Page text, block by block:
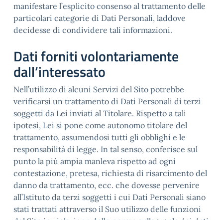
manifestare l’esplicito consenso al trattamento delle
particolari categorie di Dati Personali, laddove
decidesse di condividere tali informazioni.
Dati forniti volontariamente
dall’interessato
Nell’utilizzo di alcuni Servizi del Sito potrebbe
verificarsi un trattamento di Dati Personali di terzi
soggetti da Lei inviati al Titolare. Rispetto a tali
ipotesi, Lei si pone come autonomo titolare del
trattamento, assumendosi tutti gli obblighi e le
responsabilità di legge. In tal senso, conferisce sul
punto la più ampia manleva rispetto ad ogni
contestazione, pretesa, richiesta di risarcimento del
danno da trattamento, ecc. che dovesse pervenire
all’Istituto da terzi soggetti i cui Dati Personali siano
stati trattati attraverso il Suo utilizzo delle funzioni